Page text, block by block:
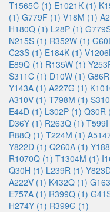
T1565C (1) E1021K (1)
(1) G779F (1) V18M (1)
H180Q (1) L28P (1)
N215S (1) R352W (1)
C23S (1) E184K (1)
E89Q (1) R135W (1)
S311C (1) D10W (1)
Y143A (1) A227G (1)
A310V (1) T798M (1)
E44D (1) L302P (1) Q30R
D36Y (1) R263Q (1)
R88Q (1) T224M (1)
Y822D (1) Q260A (1)
R1070Q (1) T1304M (1)
Q30H (1) L239R (1)
A222V (1) K432Q (1)
E757A (1) R399Q (1)
H274Y (1) R399G (1)